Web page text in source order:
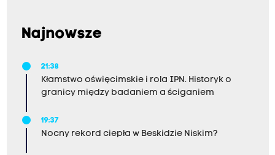
Najnowsze
21:38
Kłamstwo oświęcimskie i rola IPN. Historyk o
granicy między badaniem a ściganiem
19:37
Nocny rekord ciepła w Beskidzie Niskim?